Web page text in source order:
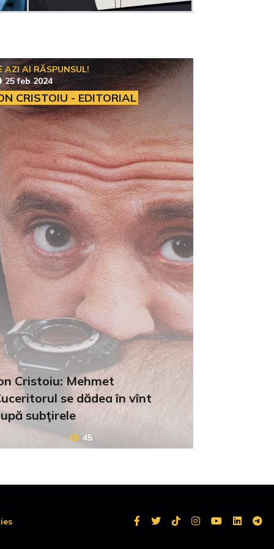
AZI AI RĂSPUNSUL!
25 feb 2024
CRISTOIU - EDITORIAL
Cristoiu: Mehmet
se dădea în vînt
subţirele
45